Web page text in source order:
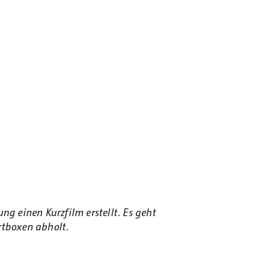
einen Kurzfilm erstellt. Es geht
abholt.